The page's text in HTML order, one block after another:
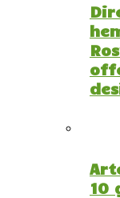
10